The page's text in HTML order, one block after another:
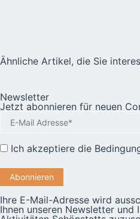
Ähnliche Artikel, die Sie
Newsletter
Jetzt abonnieren für neuen
Ich akzeptiere die
Ihre E-Mail-Adresse wird
Ihnen unseren Newsletter